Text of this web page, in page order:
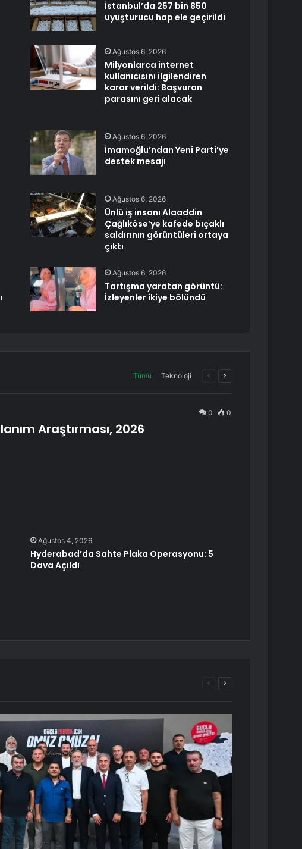
İstanbul’da 257 bin 850
uyuşturucu hap ele geçirildi
Ağustos 6, 2026
Milyonlarca internet
kullanıcısını ilgilendiren
karar verildi: Başvuran
parasını geri alacak
Ağustos 6, 2026
İmamoğlu’ndan Yeni Parti’ye
destek mesajı
Ağustos 6, 2026
Ünlü iş insanı Alaaddin
Çağlıköse’ye kafede bıçaklı
saldırının görüntüleri ortaya
çıktı
Ağustos 6, 2026
Tartışma yaratan görüntü:
İzleyenler ikiye bölündü
Tümü Teknoloji
ÖncekiSonraki
0 0
Araştırması, 2026
Ağustos 4, 2026
Hyderabad’da Sahte Plaka Operasyonu: 5
Dava Açıldı
ÖncekiSonraki